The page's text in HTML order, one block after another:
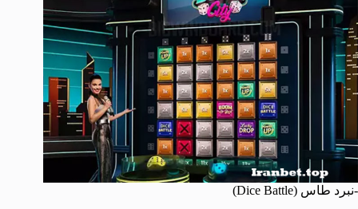
-نبرد طاس (Dice Battle)